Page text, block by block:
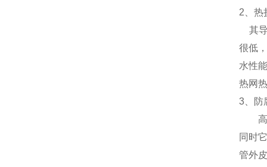
2、热
其导
很低
水性
热网
3、防
高温
同时
管外